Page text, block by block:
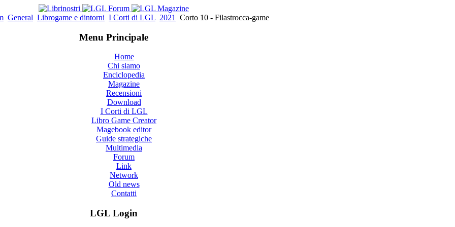
General Librogame e dintorni I Corti di LGL 2021 Corto 10 - Filastrocca-game
Menu Principale
Home
Chi siamo
Enciclopedia
Magazine
Recensioni
Download
I Corti di LGL
Libro Game Creator
Magebook editor
Guide strategiche
Multimedia
Forum
Link
Network
Old news
Contatti
LGL Login